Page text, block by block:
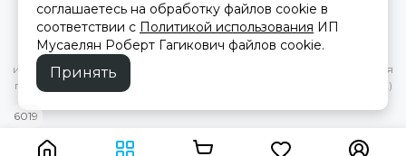
Вся представленная на сайте информация, касающаяся
характеристик, стоимости товаров и услуг, носит
информационный характер и ни при каких условиях не является
публичной офертой, определяемой положениями Статьи 437(2)
6019
соглашаетесь на обработку файлов cookie в
соответствии с Политикой использования ИП
Мусаелян Роберт Гагикович файлов cookie.
Принять